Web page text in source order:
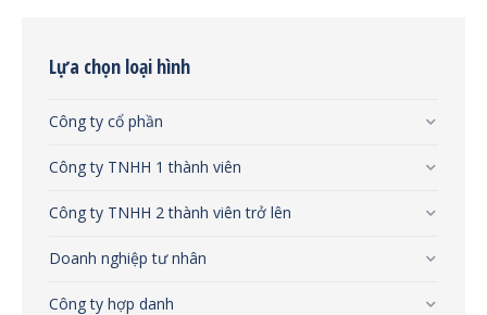
Lựa chọn loại hình
Công ty cổ phần
Công ty TNHH 1 thành viên
Công ty TNHH 2 thành viên trở lên
Doanh nghiệp tư nhân
Công ty hợp danh